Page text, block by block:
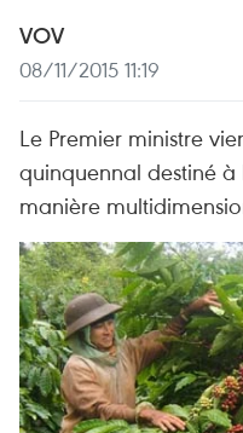
VOV
08/11/2015 11:19
Le Premier ministre
quinquennal destiné
manière